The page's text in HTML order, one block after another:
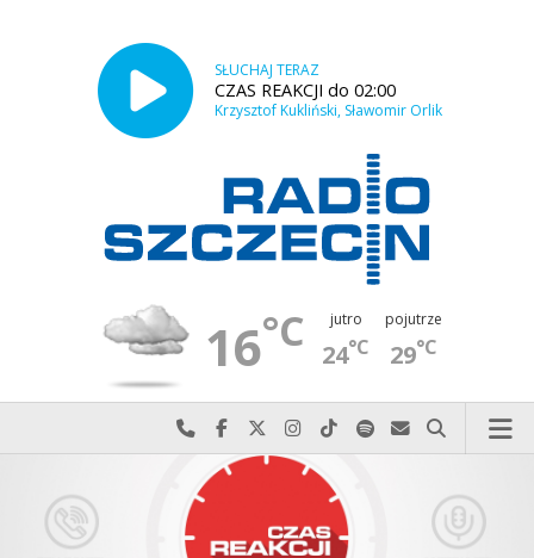
SŁUCHAJ TERAZ
CZAS REAKCJI do 02:00
Krzysztof Kukliński, Sławomir Orlik
16°C jutro
24°C
pojutrze
29°C
Najlepiej po prostu do nas zadzwoń
Odwiedź nas na Facebook-u
Odwiedź nas na X
Odwiedź nas na Instagram-ie
Odwiedź nas na TikTok-u
Szukaj nas na Spotify
Wyślij do nas
Szukaj